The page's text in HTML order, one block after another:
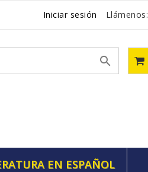
Iniciar sesión Llámenos:

EN ESPAÑOL